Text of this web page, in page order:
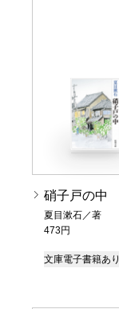
硝子戸の中
夏目漱石／著
473円
文庫電子書籍あり